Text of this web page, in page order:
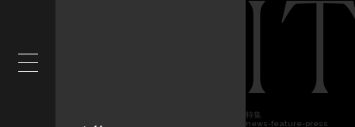
特集
news-feature-press